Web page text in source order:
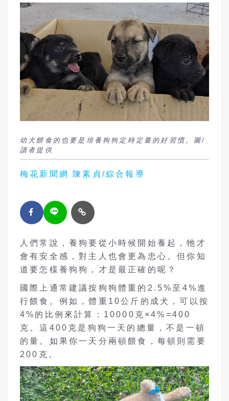
幼犬餵食的也要是培養狗狗定時定量的好習慣。圖/
讀者提供
梅花新聞網 陳素貞/綜合報導
人們常說，養狗要從小時候開始養起，牠才
會有安全感，對主人也會更為忠心。但你知
道要怎樣養狗狗，才是最正確的呢？
國際上通常建議按狗狗體重的2.5%至4%進
行餵食。例如，體重10公斤的成犬，可以按
4%的比例來計算：10000克×4%=400
克。這400克是狗狗一天的總量，不是一頓
的量。如果你一天分兩頓餵食，每頓則需要
200克。